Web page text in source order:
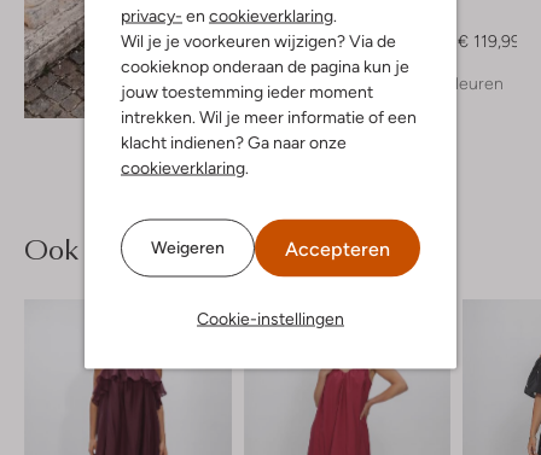
privacy- en cookieverklaring
Wil je je voorkeuren wijzigen? Via de
cookieknop onderaan de pagina kun je
jouw toestemming ieder moment
intrekken. Wil je meer informatie of een
klacht indienen? Ga naar onze
cookieverklaring
Weigeren Accepteren
Cookie-instellingen
Ontdek de look
€ 149,99
€ 119,99
+ meer kleuren
Ook iets voor jou?